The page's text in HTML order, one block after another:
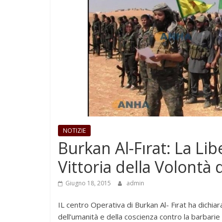
NOTIZIE
Burkan Al-Fırat: La
Vittoria della Volontà
Giugno 18, 2015 admin
IL centro Operativa di Burkan Al- Fırat ha
dell’umanità e della coscienza contro la